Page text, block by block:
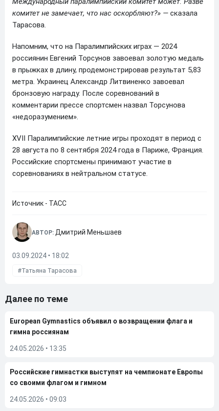
комитет не замечает, что нас оскорбляют?» — сказала
Тарасова.
Напомним, что на Паралимпийских играх — 2024
россиянин Евгений Торсунов завоевал золотую медаль
в прыжках в длину, продемонстрировав результат 5,83
метра. Украинец Александр Литвиненко завоевал
бронзовую награду. После соревнований в
комментарии прессе спортсмен назвал Торсунова
«недоразумением».
XVII Паралимпийские летние игры проходят в период с
28 августа по 8 сентября 2024 года в Париже, Франция.
Российские спортсмены принимают участие в
соревнованиях в нейтральном статусе.
Источник - ТАСС
АВТОР: Дмитрий Меньшаев
03.09.2024 • 18:02
Татьяна Тарасова
Далее по теме
European Gymnastics объявил о возвращении флага и
гимна россиянам
24.05.2026 • 13:35
Российские гимнастки выступят на чемпионате Европы
со своими флагом и гимном
24.05.2026 • 09:03